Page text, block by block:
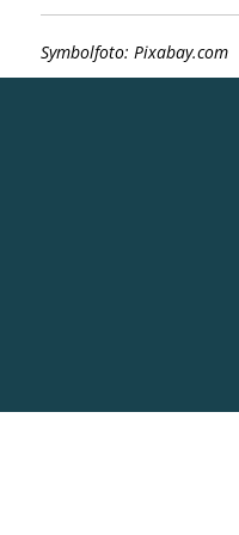
Symbolfoto: Pixabay.com